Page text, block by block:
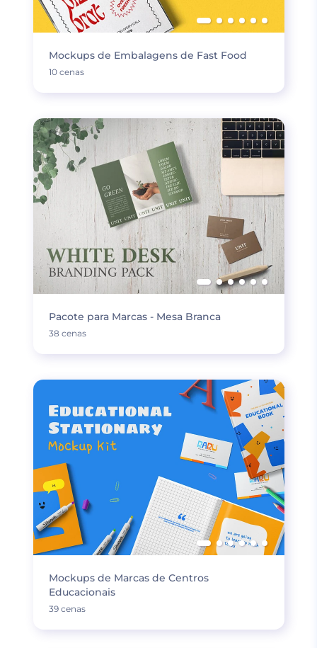
Mockups de Embalagens de Fast Food
10 cenas
Pacote para Marcas - Mesa Branca
38 cenas
Mockups de Marcas de Centros
Educacionais
39 cenas